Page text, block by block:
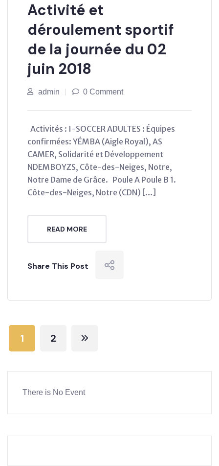
Activité et
déroulement sportif
de la journée du 02
juin 2018
admin 0 Comment
Activités : I-SOCCER ADULTES : Équipes
confirmées: YÉMBA (Aigle Royal), AS
CAMER, Solidarité et Développement
NDEMBOYZS, Côte-des-Neiges, Notre,
Notre Dame de Grâce. Poule A Poule B 1.
Côte-des-Neiges, Notre (CDN) […]
READ MORE
Share This Post
1 2
There is No Event